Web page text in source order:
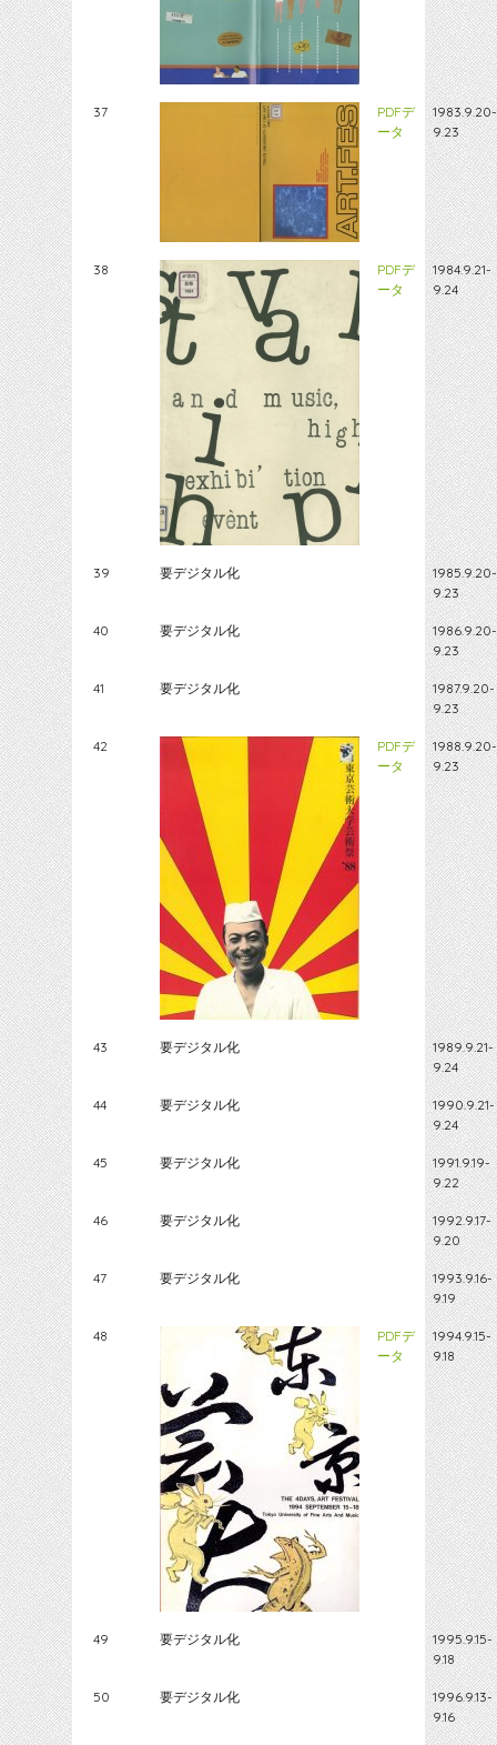
37
PDFデ
ータ
1983.9.20-
9.23
38
PDFデ
ータ
1984.9.21-
9.24
39 要デジタル化
1985.9.20-
9.23
40 要デジタル化
1986.9.20-
9.23
41 要デジタル化
1987.9.20-
9.23
42
PDFデ
ータ
1988.9.20-
9.23
43 要デジタル化
1989.9.21-
9.24
44 要デジタル化
1990.9.21-
9.24
45 要デジタル化
1991.9.19-
9.22
46 要デジタル化
1992.9.17-
9.20
47 要デジタル化
1993.9.16-
9.19
48
PDFデ
ータ
1994.9.15-
9.18
49 要デジタル化
1995.9.15-
9.18
50 要デジタル化
1996.9.13-
9.16